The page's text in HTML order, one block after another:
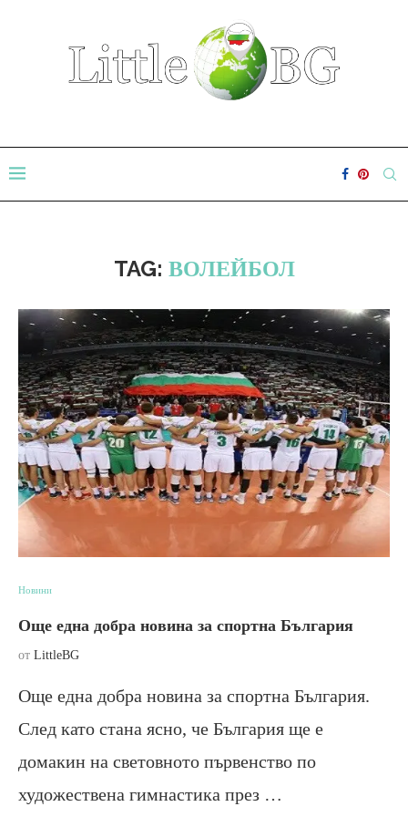
TAG: ВОЛЕЙБОЛ
Новини
Още една добра новина за спортна България
от LittleBG
Още една добра новина за спортна България.
След като стана ясно, че България ще е
домакин на световното първенство по
художествена гимнастика през …